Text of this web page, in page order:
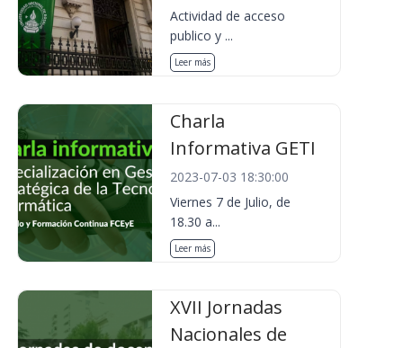
Actividad de acceso
publico y ...
Leer más
Charla
Informativa GETI
2023-07-03 18:30:00
Viernes 7 de Julio, de
18.30 a...
Leer más
XVII Jornadas
Nacionales de